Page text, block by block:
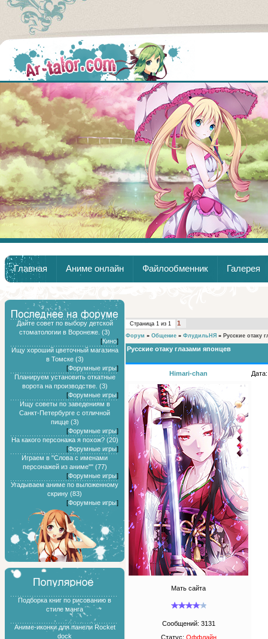
Главная
Аниме
Главная Аниме онлайн Файлообменник Галерея
Дайте совет по выбору детской
стоматологии в Воронеже. (3)
[Кино]
Ищу хороший цветочный магазина
в Томске (3)
[Форумные игры]
Планируем установить откатные
ворота на производстве. (3)
[Форумные игры]
Ищу советы по заведениям в
Санкт-Петербурге с отличной
пицце (3)
[Форумные игры]
На какого персонажа я похож? (20)
[Форумные игры]
Играем в "Слова с именами
персонажей из аниме"" (77)
[Форумные игры]
Угадываем аниме по выложенному
скрину (83)
[Форумные игры]
Подборка книг по рисованию в
стиле манга
Аниме-иконки для панели Rocket
dock
Страница 1 из 1 1
Форум » Общение » ФлудильНЯ » Русские отаку
Русские отаку глазами японцев
Himari-chan
Мать сайта
Сообщений: 3131
Статус: Оффлайн